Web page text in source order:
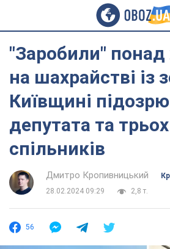
"Заробили"
на шахрайстві із
Київщині
депутата та
спільників
Дмитро Кропивницький
28.02.2024 09:29
2,8 т.
56